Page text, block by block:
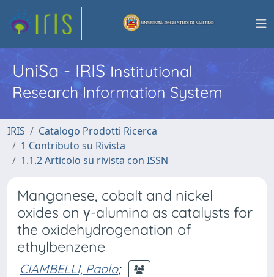
UniSa - IRISInstitutional
Research Information System
IRIS
Catalogo Prodotti Ricerca
1 Contributo su Rivista
1.1.2 Articolo su rivista con ISSN
Manganese, cobalt and nickel
oxides on γ-alumina as catalysts for
the oxidehydrogenation of
ethylbenzene
CIAMBELLI, Paolo;